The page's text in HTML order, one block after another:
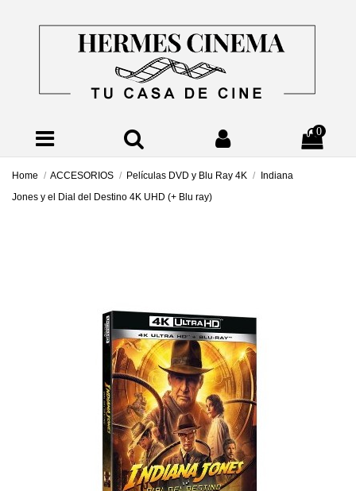
0
Home ACCESORIOS Películas DVD y Blu Ray 4K
Indiana
Jones y el Dial del Destino 4K UHD (+ Blu ray)